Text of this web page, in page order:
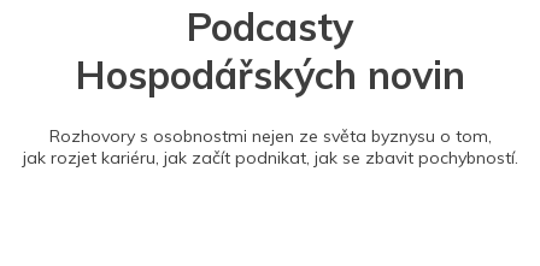
Podcasty
Hospodářských novin
Rozhovory s osobnostmi nejen ze světa byznysu o tom,
jak rozjet kariéru, jak začít podnikat, jak se zbavit pochybností.